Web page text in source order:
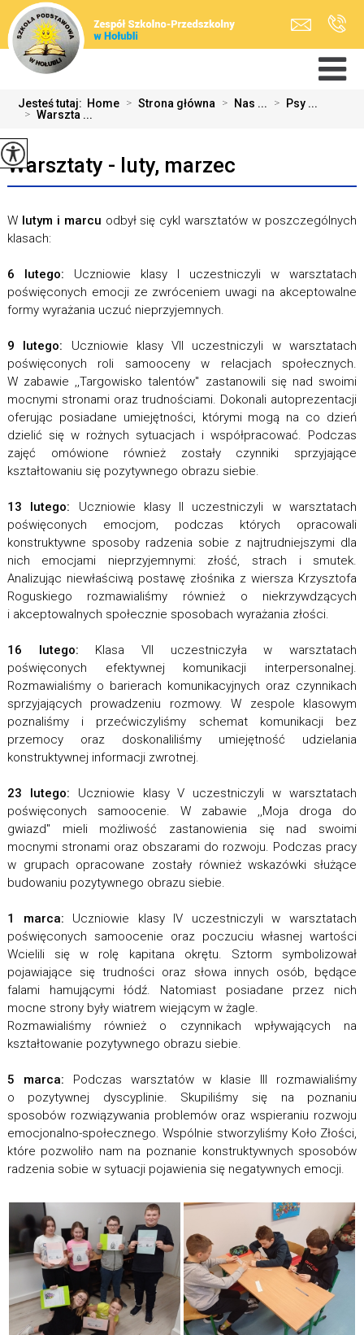
Jesteś tutaj: Home > Strona główna > Nas ... > Psy ...
> Warszta ...
Warsztaty - luty, marzec
Wlutym i marcu odbył się cykl warsztatów w poszczególnych
klasach:
6 lutego: Uczniowie klasy I uczestniczyli w warsztatach
poświęconych emocji ze zwróceniem uwagi na akceptowalne
formy wyrażania uczuć nieprzyjemnych.
9 lutego: Uczniowie klasy VII uczestniczyli w warsztatach
poświęconych roli samooceny w relacjach społecznych.
W zabawie ,,Targowisko talentów'' zastanowili się nad swoimi
mocnymi stronami oraz trudnościami. Dokonali autoprezentacji
oferując posiadane umiejętności, którymi mogą na co dzień
dzielić się w rożnych sytuacjach i współpracować. Podczas
zajęć omówione również zostały czynniki sprzyjające
kształtowaniu się pozytywnego obrazu siebie.
13 lutego: Uczniowie klasy II uczestniczyli w warsztatach
poświęconych emocjom, podczas których opracowali
konstruktywne sposoby radzenia sobie z najtrudniejszymi dla
nich emocjami nieprzyjemnymi: złość, strach i smutek.
Analizując niewłaściwą postawę złośnika z wiersza Krzysztofa
Roguskiego rozmawialiśmy również o niekrzywdzących
i akceptowalnych społecznie sposobach wyrażania złości.
16 lutego: Klasa VII uczestniczyła w warsztatach
poświęconych efektywnej komunikacji interpersonalnej.
Rozmawialiśmy o barierach komunikacyjnych oraz czynnikach
sprzyjających prowadzeniu rozmowy. W zespole klasowym
poznaliśmy i przećwiczyliśmy schemat komunikacji bez
przemocy oraz doskonaliliśmy umiejętność udzielania
konstruktywnej informacji zwrotnej.
23 lutego: Uczniowie klasy V uczestniczyli w warsztatach
poświęconych samoocenie. W zabawie ,,Moja droga do
gwiazd'' mieli możliwość zastanowienia się nad swoimi
mocnymi stronami oraz obszarami do rozwoju. Podczas pracy
w grupach opracowane zostały również wskazówki służące
budowaniu pozytywnego obrazu siebie.
1 marca: Uczniowie klasy IV uczestniczyli w warsztatach
poświęconych samoocenie oraz poczuciu własnej wartości
Wcielili się w rolę kapitana okrętu. Sztorm symbolizował
pojawiające się trudności oraz słowa innych osób, będące
falami hamującymi łódź. Natomiast posiadane przez nich
mocne strony były wiatrem wiejącym w żagle.
Rozmawialiśmy również o czynnikach wpływających na
kształtowanie pozytywnego obrazu siebie.
5 marca: Podczas warsztatów w klasie III rozmawialiśmy
o pozytywnej dyscyplinie. Skupiliśmy się na poznaniu
sposobów rozwiązywania problemów oraz wspieraniu rozwoju
emocjonalno-społecznego. Wspólnie stworzyliśmy Koło Złości,
które pozwoliło nam na poznanie konstruktywnych sposobów
radzenia sobie w sytuacji pojawienia się negatywnych emocji.